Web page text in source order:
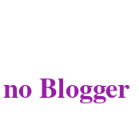
Blogger